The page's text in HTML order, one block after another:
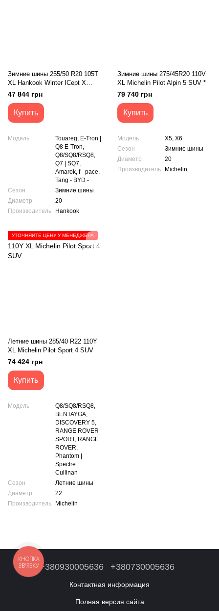
Зимние шины 255/50 R20 105T
XL Hankook Winter ICept X
RW10
47 844 грн
Купить
Модель
Touareg, E-Tron |
Q8 E-Tron,
Q8/SQ8/RSQ8,
Q7 | SQ7,
Amarok, f - pace,
Tang - BYD -
Сезон
Зимние шины
Диаметр
20
Производитель
Hankook
Зимние шины 275/45R20 110V
XL Michelin Pilot Alpin 5 SUV *
79 740 грн
Купить
Модель
X5, X6
Сезон
Зимние шины
Диаметр
20
Производитель
Michelin
УТОЧНЯЙТЕ ЦЕНУ У МЕНЕДЖЕРА
Летние шины 285/40 R22 110Y
XL Michelin Pilot Sport 4 SUV
74 424 грн
Купить
Модель
Q8/SQ8/RSQ8,
BENTAYGA,
DISCOVERY 5,
RANGE ROVER
SPORT, RANGE
ROVER,
Phantom |
Spectre |
Cullinan
Сезон
Летние шины
Диаметр
22
Производитель
Michelin
+380930005636 +380730005636
Контактная информация
Полная версия сайта
КНОПКА
ЗВ'ЯЗКУ